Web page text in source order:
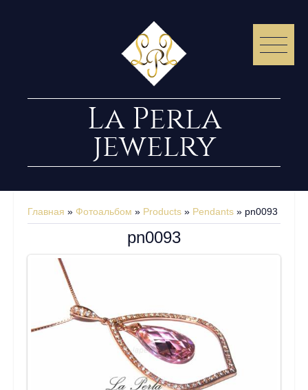
La Perla
jewelry
Главная » Фотоальбом » Products » Pendants » pn0093
pn0093